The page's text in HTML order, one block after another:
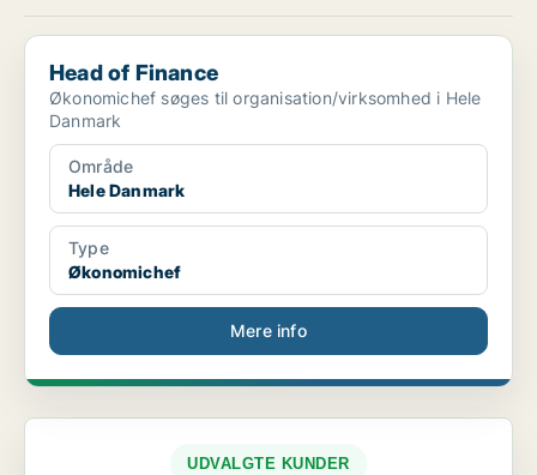
Head of Finance
Head of Finance
Økonomichef søges til organisation/virksomhed i Hele
Danmark
Område
Hele Danmark
Type
Økonomichef
Mere info
UDVALGTE KUNDER